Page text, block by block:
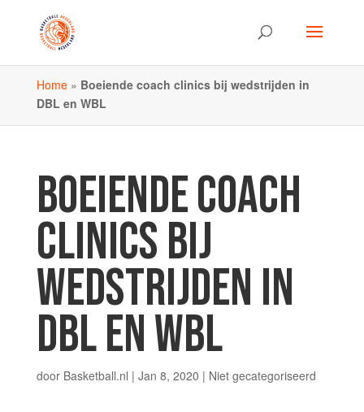
Home» Boeiende coach clinics bij wedstrijden in
DBL en WBL
BOEIENDE COACH
CLINICS BIJ
WEDSTRIJDEN IN
DBL EN WBL
door Basketball.nl | Jan 8, 2020 | Niet gecategoriseerd